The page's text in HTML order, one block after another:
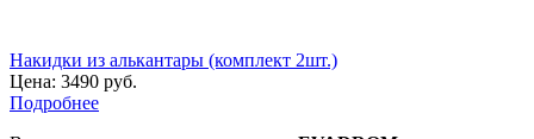
Накидки из алькантары (комплект 2шт.)
Цена: 3490 руб.
Подробнее